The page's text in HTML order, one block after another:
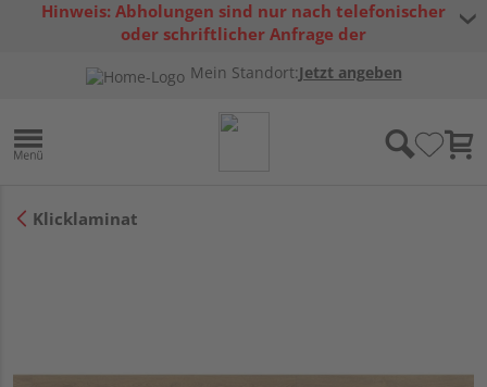
Hinweis: Abholungen sind nur nach telefonischer
oder schriftlicher Anfrage der
Mein Standort:Jetzt angeben
Klicklaminat